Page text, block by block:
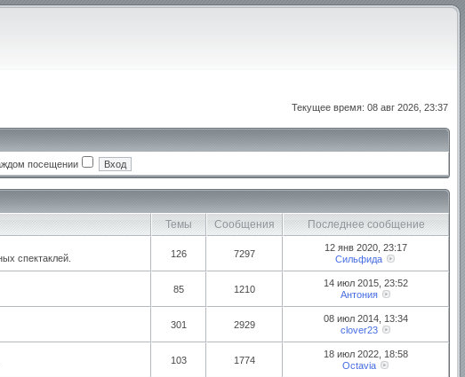
Текущее время: 08 авг 2026, 23:37
посещении
Темы Сообщения
Последнее сообщение
спектаклей. 126 7297
12 янв 2020, 23:17
Сильфида
85 1210
14 июл 2015, 23:52
Антония
301 2929
08 июл 2014, 13:34
clover23
103 1774
18 июл 2022, 18:58
Octavia